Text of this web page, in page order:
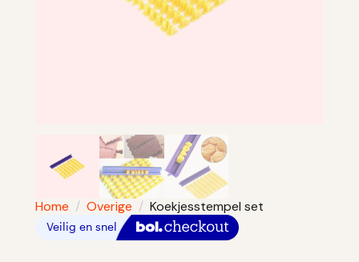
Home Overige Koekjesstempel set